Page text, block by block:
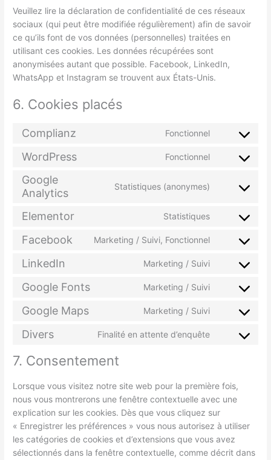
Veuillez lire la déclaration de confidentialité de ces réseaux
sociaux (qui peut être modifiée régulièrement) afin de savoir
ce qu’ils font de vos données (personnelles) traitées en
utilisant ces cookies. Les données récupérées sont
anonymisées autant que possible. Facebook, LinkedIn,
WhatsApp et Instagram se trouvent aux États-Unis.
6. Cookies placés
Complianz Fonctionnel
WordPress Fonctionnel
Google
Analytics
Statistiques (anonymes)
Elementor Statistiques
Facebook Marketing / Suivi, Fonctionnel
LinkedIn Marketing / Suivi
Google Fonts Marketing / Suivi
Google Maps Marketing / Suivi
Divers Finalité en attente d’enquête
7. Consentement
Lorsque vous visitez notre site web pour la première fois,
nous vous montrerons une fenêtre contextuelle avec une
explication sur les cookies. Dès que vous cliquez sur
« Enregistrer les préférences » vous nous autorisez à utiliser
les catégories de cookies et d’extensions que vous avez
sélectionnés dans la fenêtre contextuelle, comme décrit dans